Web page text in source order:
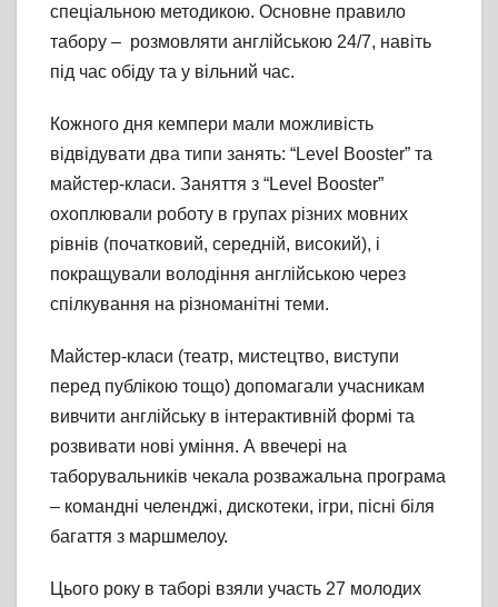
спеціальною методикою. Основне правило
табору – розмовляти англійською 24/7, навіть
під час обіду та у вільний час.
Кожного дня кемпери мали можливість
відвідувати два типи занять: “Level Booster” та
майстер-класи. Заняття з “Level Booster”
охоплювали роботу в групах різних мовних
рівнів (початковий, середній, високий), і
покращували володіння англійською через
спілкування на різноманітні теми.
Майстер-класи (театр, мистецтво, виступи
перед публікою тощо) допомагали учасникам
вивчити англійську в інтерактивній формі та
розвивати нові уміння. А ввечері на
таборувальників чекала розважальна програма
– командні челенджі, дискотеки, ігри, пісні біля
багаття з маршмелоу.
Цього року в таборі взяли участь 27 молодих